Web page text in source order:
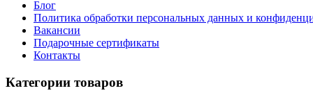
Блог
Политика обработки персональных данных и
Вакансии
Подарочные сертификаты
Контакты
Категории товаров